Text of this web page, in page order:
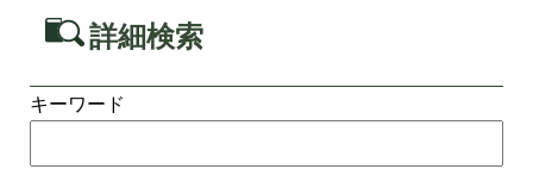
詳細検索
キーワード